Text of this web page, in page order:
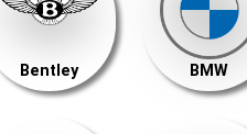
Bentley BMW